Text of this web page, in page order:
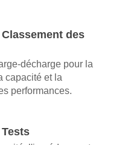
des
décharge pour la
capacité et la
performances.